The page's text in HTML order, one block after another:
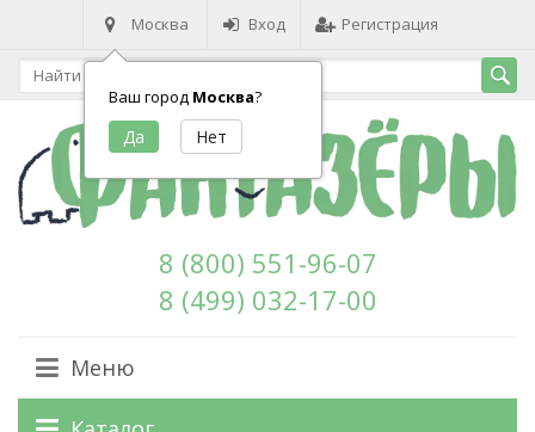
Москва
Ваш город Москва?
Вход Регистрация
8 (800) 551-96-07
8 (499) 032-17-00
Меню